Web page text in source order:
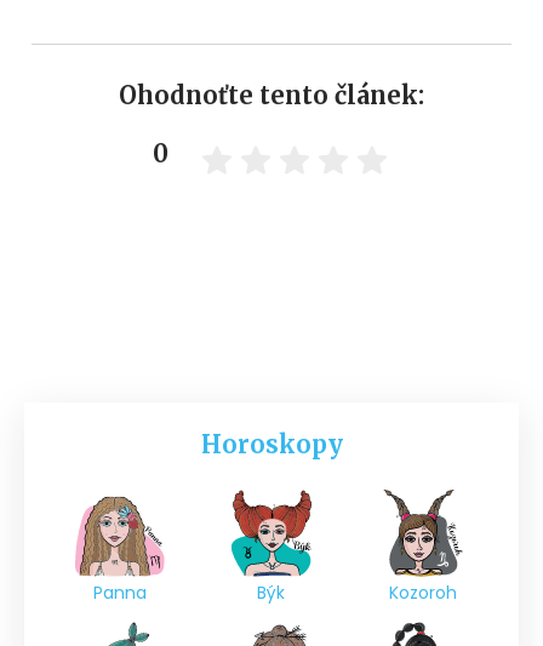
Ohodnoťte tento článek:
0
Horoskopy
Panna Býk Kozoroh